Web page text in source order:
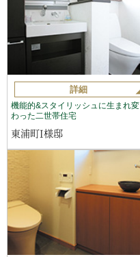
詳細
機能的&スタイリッシュに生まれ変
わった二世帯住宅
東浦町I様邸